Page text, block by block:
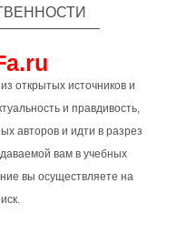
открытых источников и
и правдивость,
авторов и идти в разрез
вам в учебных
вы осуществляете на